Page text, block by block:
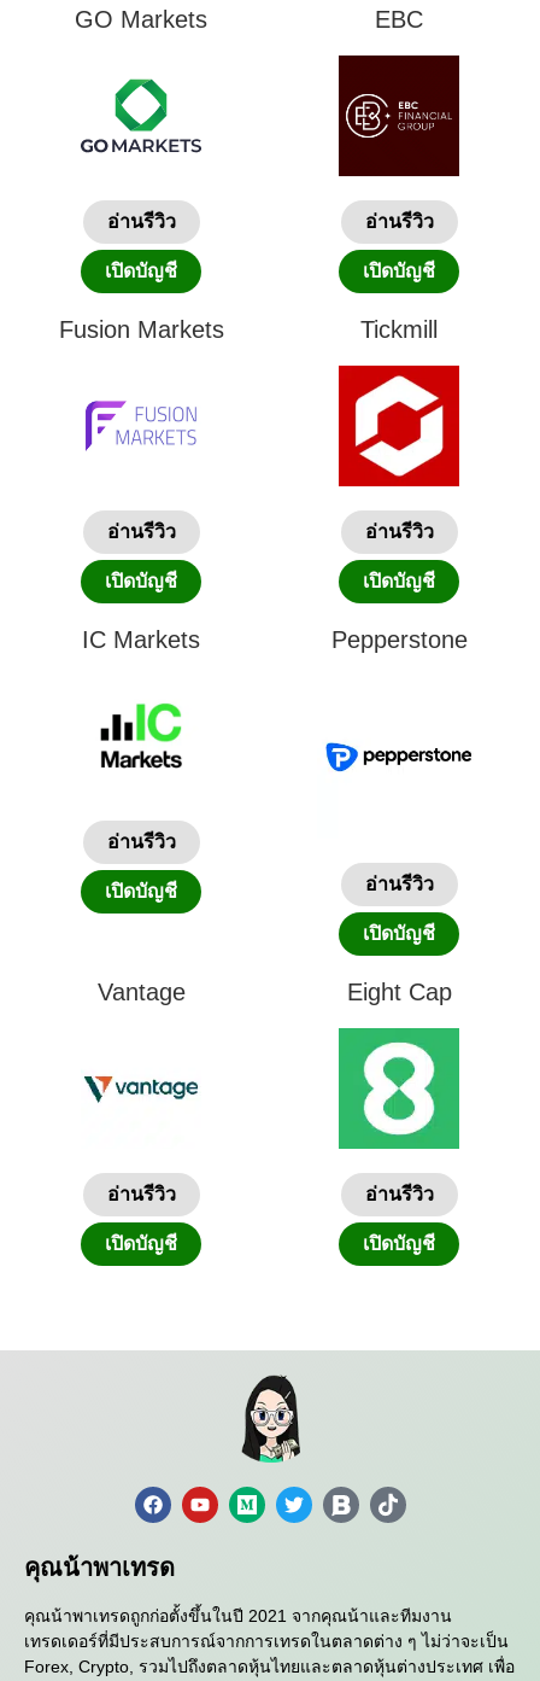
GO Markets
อ่านรีวิว
เปิดบัญชี
EBC
อ่านรีวิว
เปิดบัญชี
Fusion Markets
อ่านรีวิว
เปิดบัญชี
Tickmill
อ่านรีวิว
เปิดบัญชี
IC Markets
อ่านรีวิว
เปิดบัญชี
Pepperstone
อ่านรีวิว
เปิดบัญชี
Vantage
อ่านรีวิว
เปิดบัญชี
Eight Cap
อ่านรีวิว
เปิดบัญชี
คุณน้าพาเทรด
คุณน้าพาเทรดถูกก่อตั้งขึ้นในปี 2021 จากคุณน้าและทีมงาน
เทรดเดอร์ที่มีประสบการณ์จากการเทรดในตลาดต่าง ๆ ไม่ว่าจะเป็น
Forex, Crypto, รวมไปถึงตลาดหุ้นไทยและตลาดหุ้นต่างประเทศ เพื่อ